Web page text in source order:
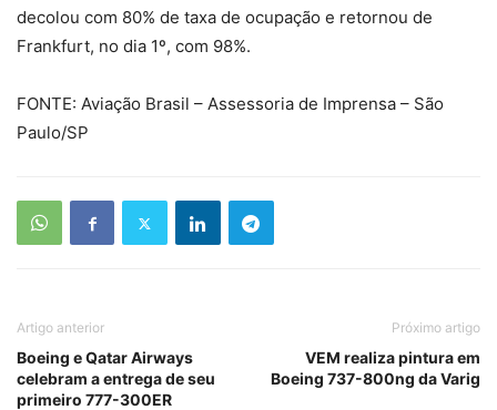
decolou com 80% de taxa de ocupação e retornou de
Frankfurt, no dia 1º, com 98%.
FONTE: Aviação Brasil – Assessoria de Imprensa – São
Paulo/SP
Artigo anterior
Boeing e Qatar Airways
celebram a entrega de seu
primeiro 777-300ER
Próximo artigo
VEM realiza pintura em
Boeing 737-800ng da Varig